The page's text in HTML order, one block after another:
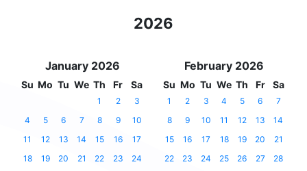
2026
January 2026
Su Mo Tu We Th Fr Sa
1 2
3
4
5 6 7 8 9
10
11
12 13 14 15 16
17
18
19 20 21 22 23
24
February 2026
Su Mo Tu We Th Fr Sa
1 2 3 4 5 6
7
8
9 10 11 12 13
14
15
16 17 18 19 20
21
22
23 24 25 26 27 28